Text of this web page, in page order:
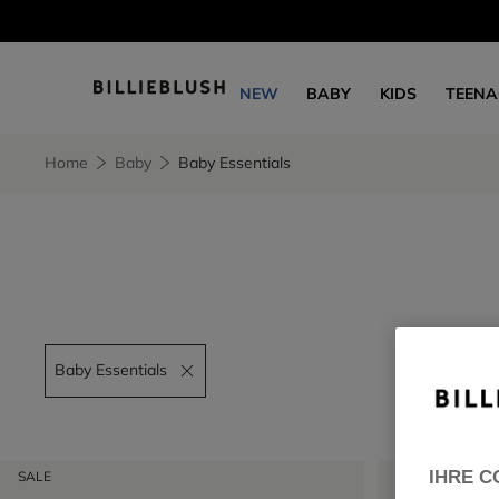
NEW BABY KIDS
Home Baby Baby Essentials
Baby Essentials
Remove filter Baby Essentials
SALE IHRE